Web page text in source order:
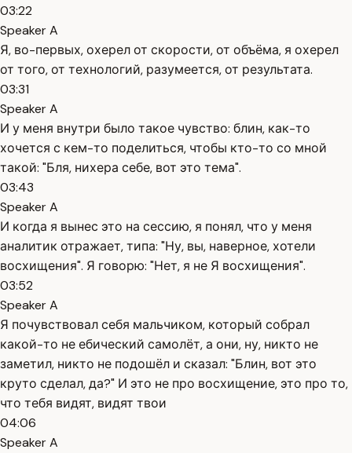
03:22
Speaker A
Я, во-первых, охерел от скорости, от объёма, я охерел
от того, от технологий, разумеется, от результата.
03:31
Speaker A
И у меня внутри было такое чувство: блин, как-то
хочется с кем-то поделиться, чтобы кто-то со мной
такой: "Бля, нихера себе, вот это тема".
03:43
Speaker A
И когда я вынес это на сессию, я понял, что у меня
аналитик отражает, типа: "Ну, вы, наверное, хотели
восхищения". Я говорю: "Нет, я не Я восхищения".
03:52
Speaker A
Я почувствовал себя мальчиком, который собрал
какой-то не ебический самолёт, а они, ну, никто не
заметил, никто не подошёл и сказал: "Блин, вот это
круто сделал, да?" И это не про восхищение, это про то,
что тебя видят, видят твои
04:06
Speaker A